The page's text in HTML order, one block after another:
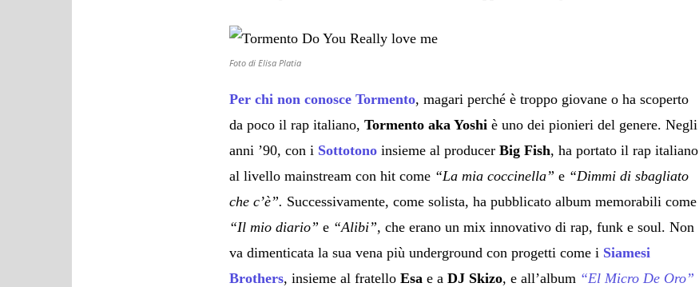
Foto di Elisa Platia
Per chi non conosce Tormento, magari perché è troppo giovane o ha scoperto
da poco il rap italiano,Tormento aka Yoshiè uno dei pionieri del genere. Negli
anni ’90, con i Sottotono insieme al producerBig Fish, ha portato il rap italiano
al livello mainstream con hit come “La mia coccinella” e “Dimmi di sbagliato
che c’è”. Successivamente, come solista, ha pubblicato album memorabili come
“Il mio diario” e “Alibi”, che erano un mix innovativo di rap, funk e soul. Non
va dimenticata la sua vena più underground con progetti come i Siamesi
Brothers, insieme al fratelloEsa e aDJ Skizo, e all’album “El Micro De Oro”